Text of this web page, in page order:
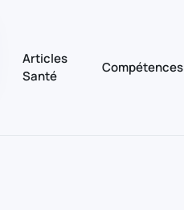
Articles
Santé
Compétences